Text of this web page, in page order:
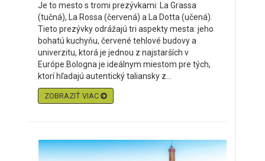
Je to mesto s tromi prezývkami: La Grassa
(tučná), La Rossa (červená) a La Dotta (učená).
Tieto prezývky odrážajú tri aspekty mesta: jeho
bohatú kuchyňu, červené tehlové budovy a
univerzitu, ktorá je jednou z najstarších v
Európe.Bologna je ideálnym miestom pre tých,
ktorí hľadajú autentický taliansky z...
ZOBRAZIŤ VIAC